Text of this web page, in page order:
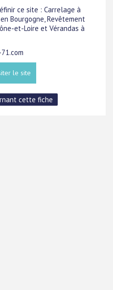
ce site : Carrelage à
Bourgogne, Revêtement
et-Loire et Vérandas à
le site